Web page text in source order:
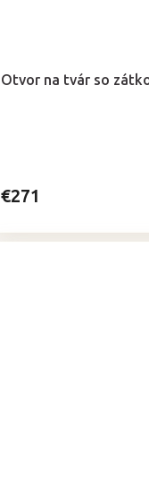
Otvor na tvár so
€271